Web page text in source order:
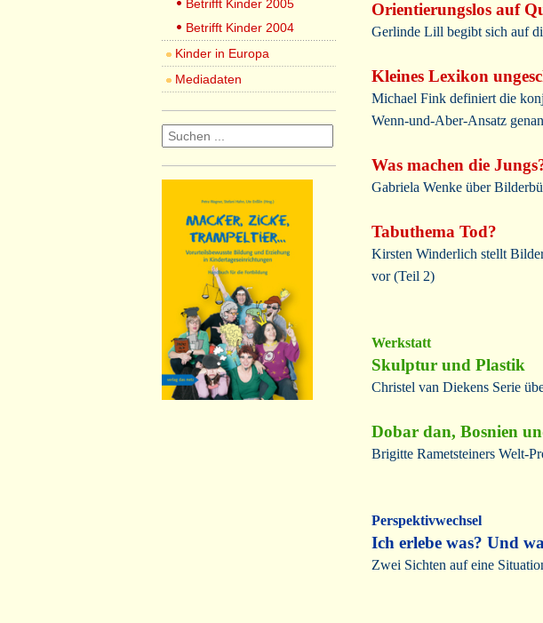
Orientierungslos auf
Gerlinde Lill begibt sich auf
Kleines Lexikon
Michael Fink definiert die
Wenn-und-Aber-Ansatz
Was machen die
Gabriela Wenke über
Tabuthema Tod?
Kirsten Winderlich stellt
vor (Teil 2)
Werkstatt
Skulptur und Plastik
Christel van Diekens Serie
Dobar dan, Bosnien
Brigitte Rametsteiners Welt-
Perspektivwechsel
Ich erlebe was? Und
Zwei Sichten auf eine
Betrifft Kinder 2005
Betrifft Kinder 2004
Kinder in Europa
Mediadaten